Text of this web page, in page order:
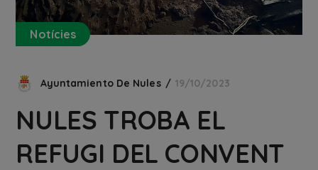
Notícies
Ayuntamiento De Nules 19/10/2023
NULES TROBA EL
REFUGI DEL CONVENT